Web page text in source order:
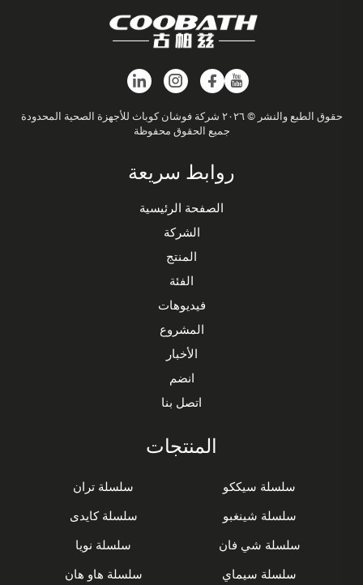
حقوق الطبع والنشر © ٢٠٢٦ شركة فوشان كوباث للأجهزة الصحية المحدودة
جميع الحقوق محفوظة
روابط سريعة
الصفحة الرئيسية
الشركة
المنتج
الفئة
فيديوهات
المشروع
الأخبار
انضم
اتصل بنا
المنتجات
سلسلة سيككو
سلسلة تران
سلسلة شينغبو
سلسلة كايدى
سلسلة شي فان
سلسلة نويا
سلسلة سيماي
سلسلة هاو هان